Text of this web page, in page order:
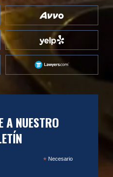
A NUESTRO
*Necesario